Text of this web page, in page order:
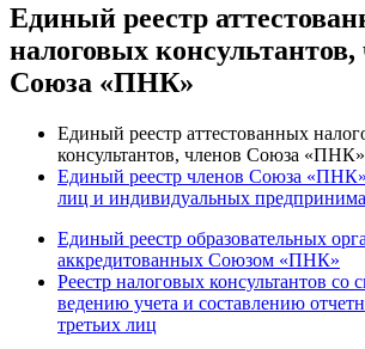
Единый реестр
налоговых консультантов,
Союза «ПНК»
Единый реестр аттестованных
консультантов, членов Союза «ПНК»
Единый реестр членов Союза
лиц и индивидуальных
Единый реестр образовательных
аккредитованных Союзом «ПНК»
Реестр налоговых консультантов со
ведению учета и составлению
третьих лиц